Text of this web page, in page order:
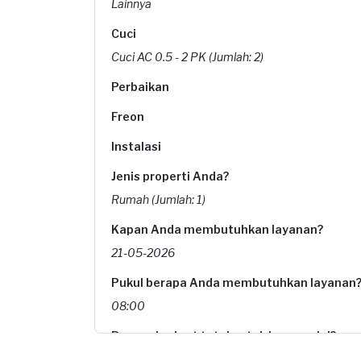
Lainnya
Cuci
Cuci AC 0.5 - 2 PK (Jumlah: 2)
Perbaikan
Freon
Instalasi
Jenis properti Anda?
Rumah (Jumlah: 1)
Kapan Anda membutuhkan layanan?
21-05-2026
Pukul berapa Anda membutuhkan layanan?
08:00
Berapa budget total untuk layanan ini?